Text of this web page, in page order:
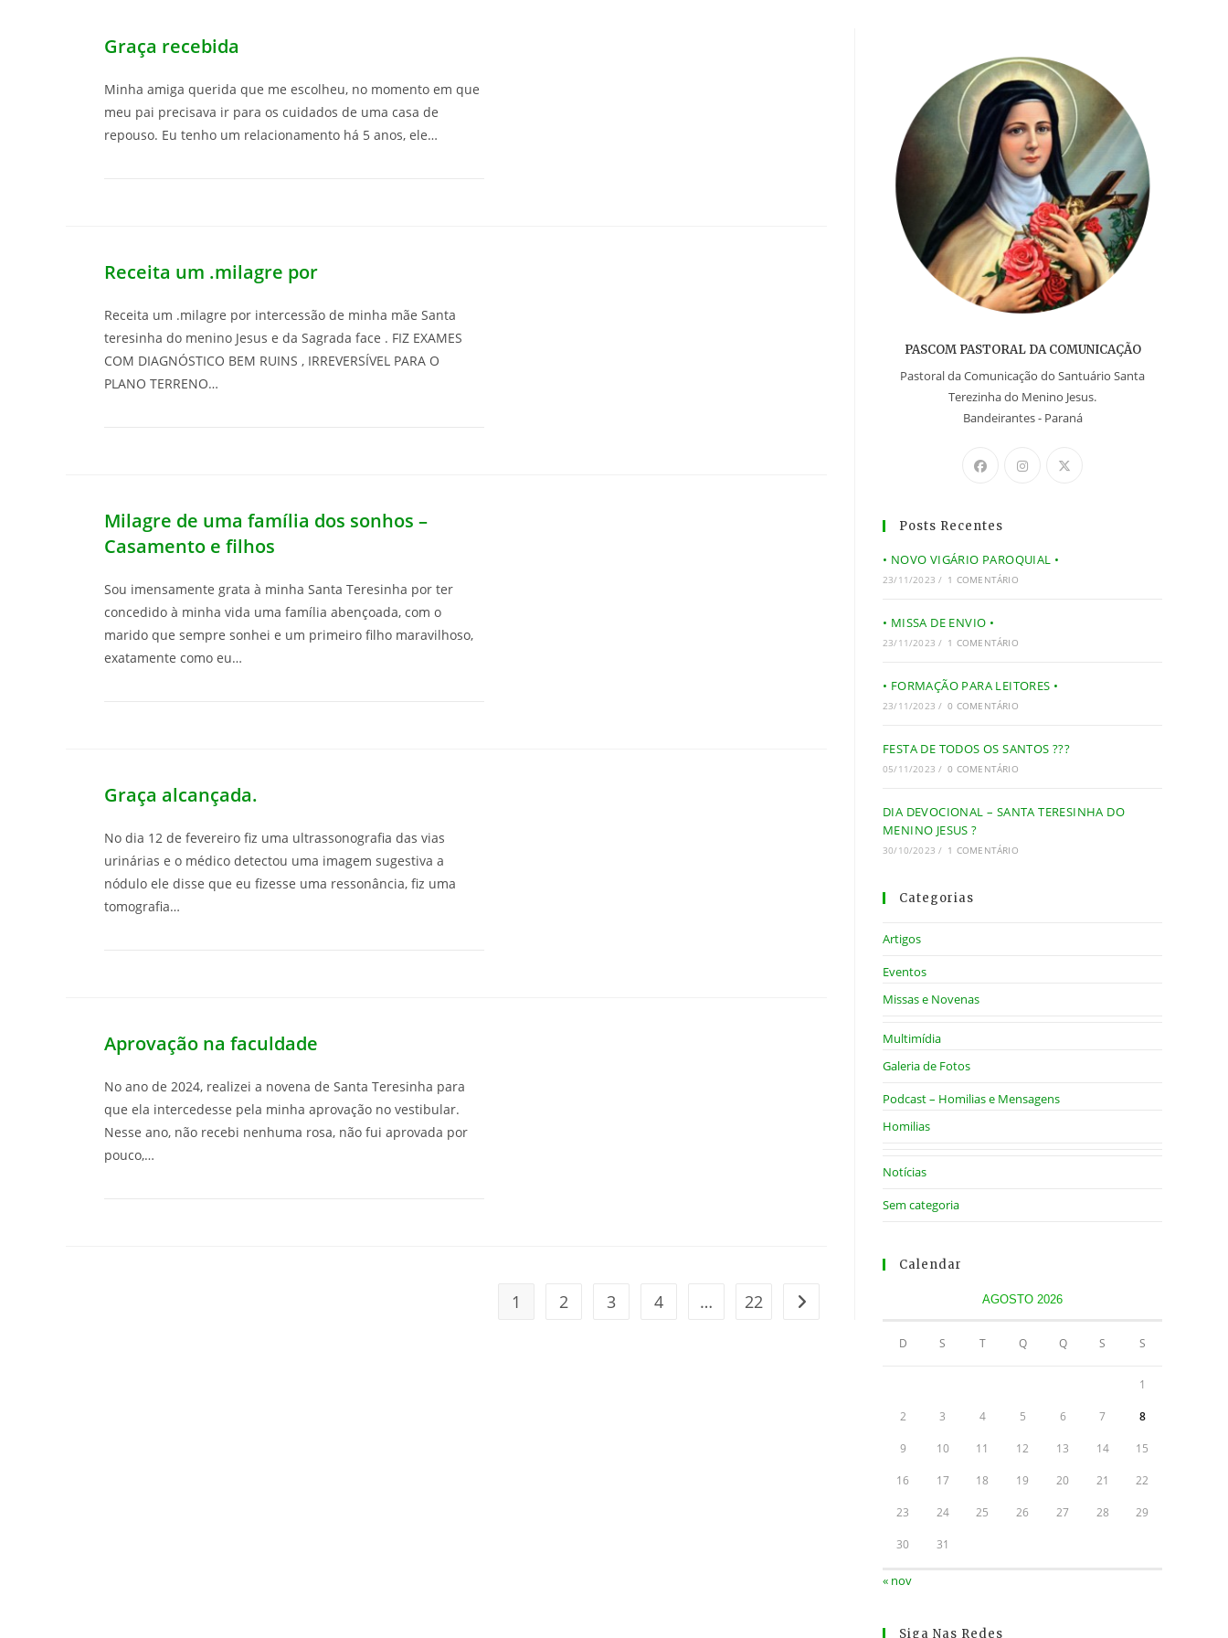
Graça recebida
Minha amiga querida que me escolheu, no momento em que
meu pai precisava ir para os cuidados de uma casa de
repouso. Eu tenho um relacionamento há 5 anos, ele…
Receita um .milagre por
Receita um .milagre por intercessão de minha mãe Santa
teresinha do menino Jesus e da Sagrada face . FIZ EXAMES
COM DIAGNÓSTICO BEM RUINS , IRREVERSÍVEL PARA O
PLANO TERRENO…
Milagre de uma família dos sonhos –
Casamento e filhos
Sou imensamente grata à minha Santa Teresinha por ter
concedido à minha vida uma família abençoada, com o
marido que sempre sonhei e um primeiro filho maravilhoso,
exatamente como eu…
Graça alcançada.
No dia 12 de fevereiro fiz uma ultrassonografia das vias
urinárias e o médico detectou uma imagem sugestiva a
nódulo ele disse que eu fizesse uma ressonância, fiz uma
tomografia…
Aprovação na faculdade
No ano de 2024, realizei a novena de Santa Teresinha para
que ela intercedesse pela minha aprovação no vestibular.
Nesse ano, não recebi nenhuma rosa, não fui aprovada por
pouco,…
1 2 3 4 … 22 Ir para a próxima página
PASCOM PASTORAL DA COMUNICAÇÃO
Pastoral da Comunicação do Santuário Santa
Terezinha do Menino Jesus.
Bandeirantes - Paraná
Posts Recentes
• NOVO VIGÁRIO PAROQUIAL •
23/11/2023 / 1 COMENTÁRIO
• MISSA DE ENVIO •
23/11/2023 / 1 COMENTÁRIO
• FORMAÇÃO PARA LEITORES •
23/11/2023 / 0 COMENTÁRIO
FESTA DE TODOS OS SANTOS ???
05/11/2023 / 0 COMENTÁRIO
DIA DEVOCIONAL – SANTA TERESINHA DO
MENINO JESUS ?
30/10/2023 / 1 COMENTÁRIO
Categorias
Artigos
Eventos
Missas e Novenas
Multimídia
Galeria de Fotos
Podcast – Homilias e Mensagens
Homilias
Notícias
Sem categoria
Calendar
AGOSTO 2026
D S T Q Q S S
1
2 3 4 5 6 7 8
9 10 11 12 13 14 15
16 17 18 19 20 21 22
23 24 25 26 27 28 29
30 31
« nov
Siga Nas Redes